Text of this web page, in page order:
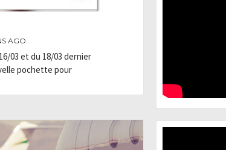
AGO
03 et du 18/03 dernier
pochette pour